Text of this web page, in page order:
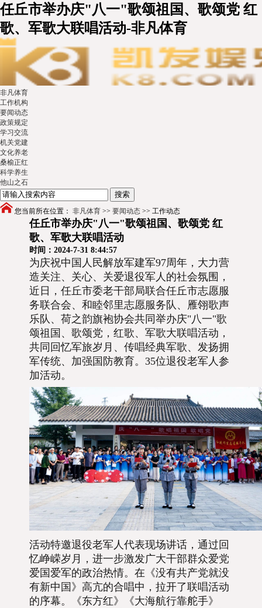
任丘市举办庆"八一"歌颂祖国、歌颂党 红
歌、军歌大联唱活动-非凡体育
非凡体育
工作机构
要闻动态
政策规定
学习交流
机关党建
文化养老
桑榆正红
科学养生
他山之石
您当前所在位置： 非凡体育 >> 要闻动态 >> 工作动态
任丘市举办庆"八一"歌颂祖国、歌颂党 红
歌、军歌大联唱活动
时间：2024-7-31 8:44:57
为庆祝中国人民解放军建军97周年，大力营
造关注、关心、关爱退役军人的社会氛围，
近日，任丘市委老干部局联合任丘市志愿服
务联合会、 和睦邻里志愿服务队、雁翎歌声
乐队、荷之韵旗袍协会共同 举办庆"八一"歌
颂祖国、歌颂党，红歌、军歌大联唱活动，
共同回忆军旅岁月、传唱经典军歌、发扬拥
军传统、加强国防教育。35位退役老军人参
加活动。
活动特邀退役老军人代表现场讲话，通过回
忆峥嵘岁月，进一步激发广大干部群众爱党
爱国爱军的政治热情。在《没有共产党就没
有新中国》高亢的合唱中，拉开了联唱活动
的序幕。《东方红》《大海航行靠舵手》